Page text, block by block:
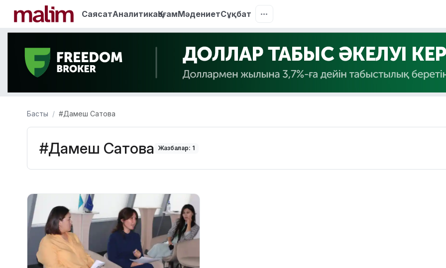
СаясатАналитикаҚоғамМәдениетСұқбат
Басты #Дамеш Сатова
#Дамеш Сатова Жазбалар: 1